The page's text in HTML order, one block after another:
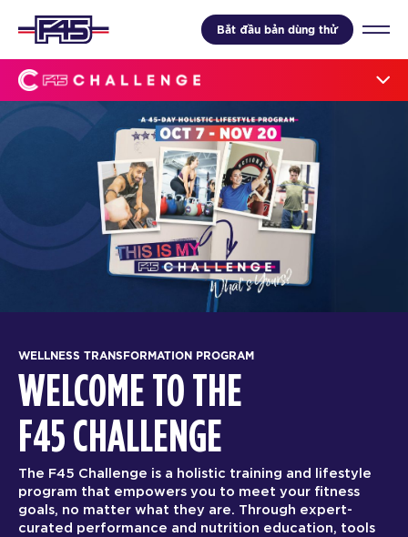
Bắt đầu bản dùng thử
WELLNESS TRANSFORMATION PROGRAM
WELCOME TO THE
F45 CHALLENGE
The F45 Challenge is a holistic training and lifestyle
program that empowers you to meet your fitness
goals, no matter what they are. Through expert-
curated performance and nutrition education, tools